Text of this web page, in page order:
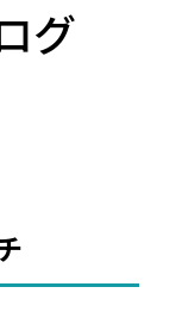
グ